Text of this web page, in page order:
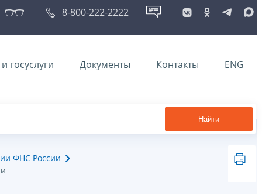
8-800-222-2222
госуслуги Документы Контакты ENG
Найти
ФНС России